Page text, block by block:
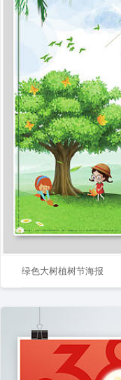
绿色大树植树节海报